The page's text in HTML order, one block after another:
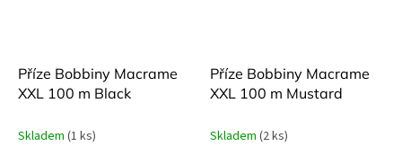
Příze Bobbiny Macrame
XXL 100 m Black
Skladem (1 ks)
Příze Bobbiny Macrame
XXL 100 m Mustard
Skladem (2 ks)